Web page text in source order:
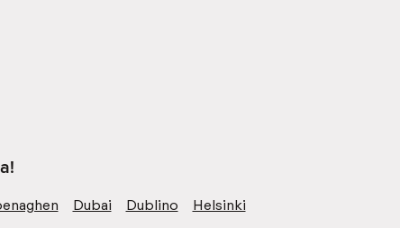
Dubai Dublino
Helsinki